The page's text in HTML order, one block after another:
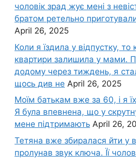
чоловік зpад жує мені з
братом ретельно
April 26, 2025
Коли я їздила у відпустку, то
квартири залишила у мами.
додому через тиждень, я
щось див не April 26, 2025
Моїм батькам вже за 60, і я
Я була впевнена, що у
мене підтримають April 26,
Тетяна вже збиралася йти у
пролунав звук ключа. Її